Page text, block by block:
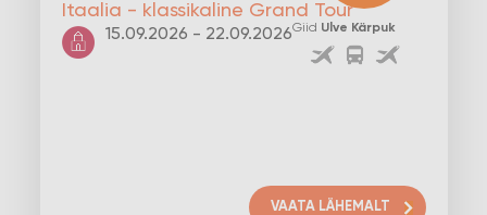
Itaalia - klassikaline Grand Tour
15.09.2026 - 22.09.2026Giid Ulve Kärpuk
VAATA LÄHEMALT